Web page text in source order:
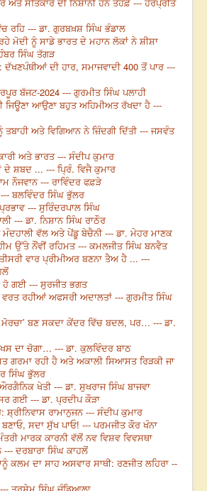
ਰਹਿ --- ਡਾ. ਗੁਰਬਖ਼ਸ਼ ਸਿੰਘ ਭੰਡਾਲ
ਮੋਦੀ ਨੂੰ ਸਾਡੇ ਭਾਰਤ ਦੇ ਮਹਾਨ ਲੋਕਾਂ ਨੇ ਸ਼ੀਸ਼ਾ
ਸਿੰਘ ਤੱਗੜ
ਦੀ ਹਾਰ, ਸਮਾਜਵਾਦੀ 400 ਤੋਂ ਪਾਰ ---
ਬੱਜਟ-2024 --- ਗੁਰਮੀਤ ਸਿੰਘ ਪਲਾਹੀ
ਜਿਊਣਾ ਆਉਣਾ ਬਹੁਤ ਅਹਿਮੀਅਤ ਰੱਖਦਾ ਹੈ ---
ਤਬਾਹੀ ਅਤੇ ਵਿਗਿਆਨ ਨੇ ਜ਼ਿੰਦਗੀ ਦਿੱਤੀ --- ਜਸਵੰਤ
ਅਤੇ ਭਾਰਤ --- ਸੰਦੀਪ ਕੁਮਾਰ
ਦੇ ਸ਼ਬਦ ... --- ਪ੍ਰਿੰ. ਵਿਜੈ ਕੁਮਾਰ
ਨੌਜਵਾਨ --- ਰਾਵਿੰਦਰ ਫਫ਼ੜੇ
--- ਬਲਵਿੰਦਰ ਸਿੰਘ ਭੁੱਲਰ
--- ਸੁਰਿੰਦਰਪਾਲ ਸਿੰਘ
--- ਡਾ. ਨਿਸ਼ਾਨ ਸਿੰਘ ਰਾਠੌਰ
ਮੰਦਹਾਲੀ ਵੱਲ ਅਤੇ ਪੇਂਡੂ ਬੇਚੈਨੀ --- ਡਾ. ਮੇਹਰ ਮਾਣਕ
ਉੱਤੇ ਨੌਂਵੀਂ ਰਹਿਮਤ --- ਕਮਲਜੀਤ ਸਿੰਘ ਬਨਵੈਤ
ਵਾਰ ਪ੍ਰੀਮੀਅਰ ਬਣਨਾ ਤੈਅ ਹੈ ... ---
ਗਈ --- ਸੁਰਜੀਤ ਭਗਤ
ਵਰਤ ਰਹੀਆਂ ਅਫਸਰੀ ਅਦਾਲਤਾਂ --- ਗੁਰਮੀਤ ਸਿੰਘ
ਬਣ ਸਕਦਾ ਕੇਂਦਰ ਵਿੱਚ ਬਦਲ, ਪਰ… --- ਡਾ.
ਦਾ ਚੋਗਾ… --- ਡਾ. ਕੁਲਵਿੰਦਰ ਬਾਠ
ਗਰਮਾ ਰਹੀ ਹੈ ਅਤੇ ਅਕਾਲੀ ਸਿਆਸਤ ਰਿੜਕੀ ਜਾ
ਸਿੰਘ ਭੁੱਲਰ
ਖੇਤੀ --- ਡਾ. ਸੁਖਰਾਜ ਸਿੰਘ ਬਾਜਵਾ
ਗਈ --- ਡਾ. ਪ੍ਰਦੀਪ ਕੌੜਾ
ਸ਼੍ਰੀਨਿਵਾਸ ਰਾਮਾਨੁਜਨ --- ਸੰਦੀਪ ਕੁਮਾਰ
ਸਦਾ ਸੁੱਖ ਪਾਓ! --- ਪਰਮਜੀਤ ਕੌਰ ਖੰਨਾ
ਮਾਰਕ ਕਾਰਨੀ ਵੱਲੋਂ ਨਵ ਵਿਸ਼ਵ ਵਿਵਸਥਾ
--- ਦਰਬਾਰਾ ਸਿੰਘ ਕਾਹਲੋਂ
ਕਲਮ ਦਾ ਸਾਹ ਅਸਵਾਰ ਸਾਥੀ: ਰਣਜੀਤ ਲਹਿਰਾ --